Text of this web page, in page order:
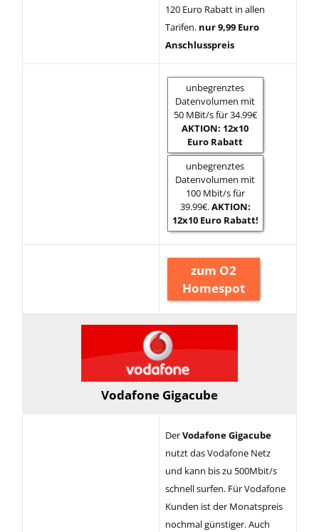
120 Euro Rabatt in allen
Tarifen. nur 9,99 Euro
Anschlusspreis
unbegrenztes
Datenvolumen mit
50 MBit/s für 34.99€
AKTION: 12x10
Euro Rabatt
unbegrenztes
Datenvolumen mit
100 Mbit/s für
39.99€.AKTION:
12x10 Euro Rabatt!
zum O2
Homespot
Vodafone Gigacube
DerVodafone Gigacube
nutzt das Vodafone Netz
und kann bis zu 500Mbit/s
schnell surfen. Für Vodafone
Kunden ist der Monatspreis
nochmal günstiger. Auch